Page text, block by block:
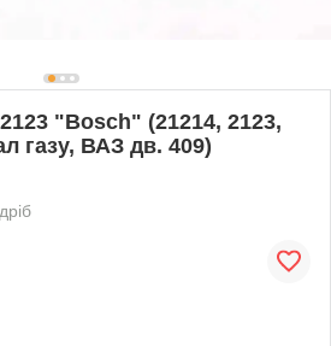
"Bosch" (21214, 2123,
газу, ВАЗ дв. 409)